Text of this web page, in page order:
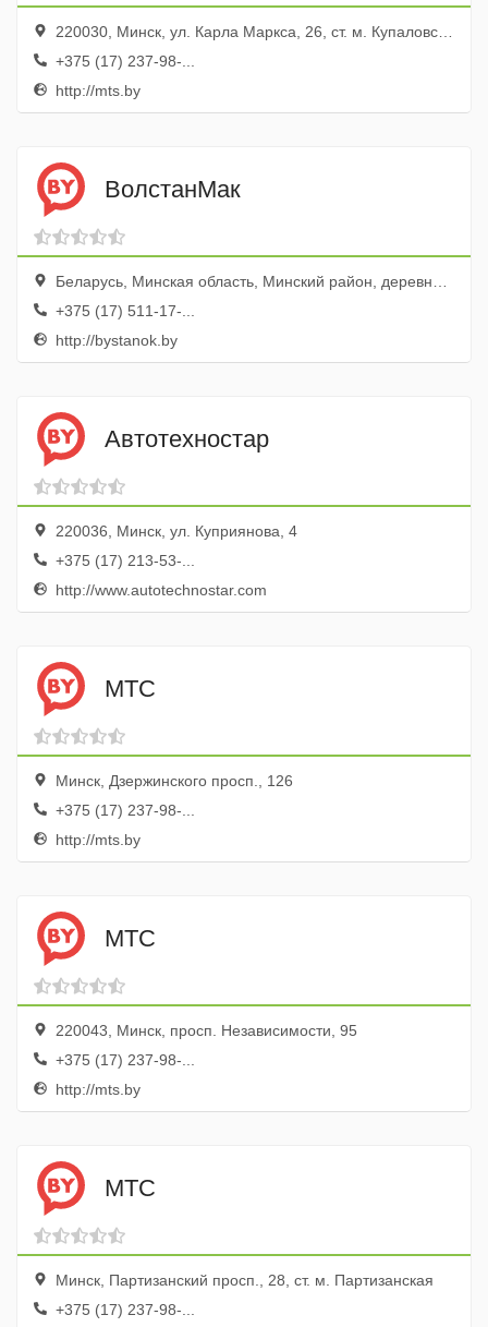
220030, Минск, ул. Карла Маркса, 26, ст. м. Купаловская
+375 (17) 237-98-...
http://mts.by
ВолстанМак
Беларусь, Минская область, Минский район, деревня Боровляны, улица 40 лет Победы, 23А
+375 (17) 511-17-...
http://bystanok.by
Автотехностар
220036, Минск, ул. Куприянова, 4
+375 (17) 213-53-...
http://www.autotechnostar.com
МТС
Минск, Дзержинского просп., 126
+375 (17) 237-98-...
http://mts.by
МТС
220043, Минск, просп. Независимости, 95
+375 (17) 237-98-...
http://mts.by
МТС
Минск, Партизанский просп., 28, ст. м. Партизанская
+375 (17) 237-98-...